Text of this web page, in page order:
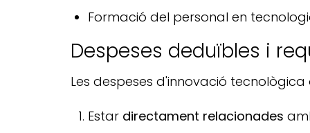
Formació del personal en
Despeses deduïbles i
Les despeses d'innovació
Estar directament relacionades